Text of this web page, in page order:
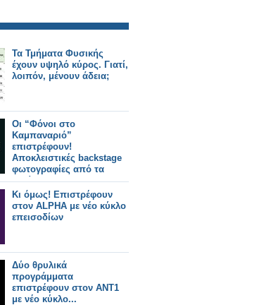
Τα Τμήματα Φυσικής
έχουν υψηλό κύρος. Γιατί,
λοιπόν, μένουν άδεια;
Οι “Φόνοι στο
Καμπαναριό”
επιστρέφουν!
Αποκλειστικές backstage
φωτογραφίες από τα
γυρίσματα!
Κι όμως! Επιστρέφουν
στον ALPHA με νέο κύκλο
επεισοδίων
Δύο θρυλικά
προγράμματα
επιστρέφουν στον ΑΝΤ1
με νέο κύκλο...